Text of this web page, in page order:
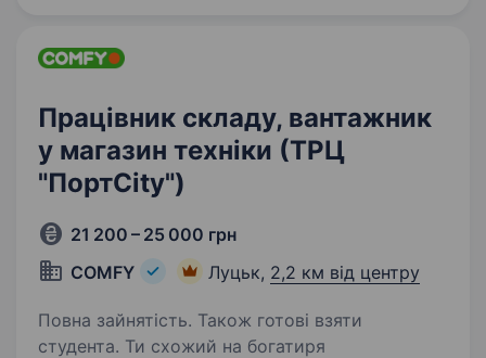
Працівник складу, вантажник
у магазин техніки (ТРЦ
"ПортCity")
21 200 – 25 000 грн
COMFY
Луцьк, 2,2 км від центру
Повна зайнятість. Також готові взяти
студента. Ти схожий на богатиря